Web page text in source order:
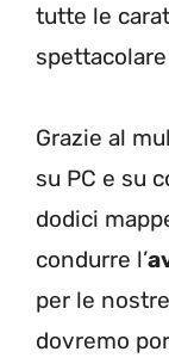
tutte le
Grazie al
su PC e su
dodici
condurre l’
per le
dovremo